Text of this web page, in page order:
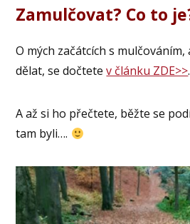
Zamulčovat? Co to
O mých začátcích s
dělat, se dočtetev článku ZDE>>.
A až si ho přečtete, běžte se
tam byli….